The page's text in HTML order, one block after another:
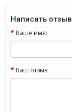
Написать отзыв
Ваше имя:
Ваш отзыв